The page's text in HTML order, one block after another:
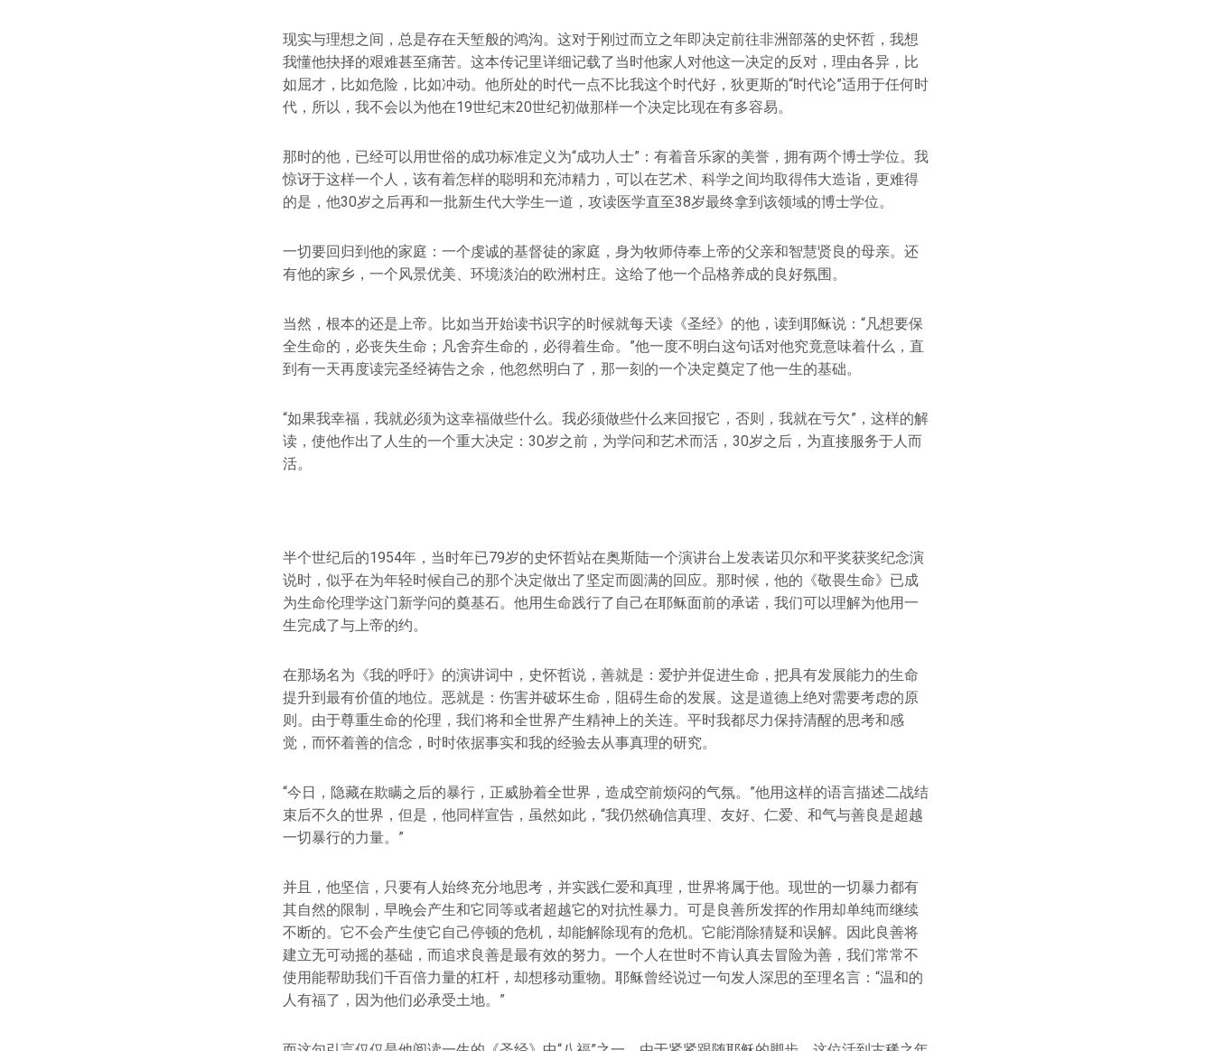
现实与理想之间，总是存在天堑般的鸿沟。这对于刚过而立之年即决定前往非洲部落的史怀哲，我想
我懂他抉择的艰难甚至痛苦。这本传记里详细记载了当时他家人对他这一决定的反对，理由各异，比
如屈才，比如危险，比如冲动。他所处的时代一点不比我这个时代好，狄更斯的“时代论”适用于任何时
代，所以，我不会以为他在19世纪末20世纪初做那样一个决定比现在有多容易。
那时的他，已经可以用世俗的成功标准定义为“成功人士”：有着音乐家的美誉，拥有两个博士学位。我
惊讶于这样一个人，该有着怎样的聪明和充沛精力，可以在艺术、科学之间均取得伟大造诣，更难得
的是，他30岁之后再和一批新生代大学生一道，攻读医学直至38岁最终拿到该领域的博士学位。
一切要回归到他的家庭：一个虔诚的基督徒的家庭，身为牧师侍奉上帝的父亲和智慧贤良的母亲。还
有他的家乡，一个风景优美、环境淡泊的欧洲村庄。这给了他一个品格养成的良好氛围。
当然，根本的还是上帝。比如当开始读书识字的时候就每天读《圣经》的他，读到耶稣说：“凡想要保
全生命的，必丧失生命；凡舍弃生命的，必得着生命。”他一度不明白这句话对他究竟意味着什么，直
到有一天再度读完圣经祷告之余，他忽然明白了，那一刻的一个决定奠定了他一生的基础。
“如果我幸福，我就必须为这幸福做些什么。我必须做些什么来回报它，否则，我就在亏欠”，这样的解
读，使他作出了人生的一个重大决定：30岁之前，为学问和艺术而活，30岁之后，为直接服务于人而
活。
半个世纪后的1954年，当时年已79岁的史怀哲站在奥斯陆一个演讲台上发表诺贝尔和平奖获奖纪念演
说时，似乎在为年轻时候自己的那个决定做出了坚定而圆满的回应。那时候，他的《敬畏生命》已成
为生命伦理学这门新学问的奠基石。他用生命践行了自己在耶稣面前的承诺，我们可以理解为他用一
生完成了与上帝的约。
在那场名为《我的呼吁》的演讲词中，史怀哲说，善就是：爱护并促进生命，把具有发展能力的生命
提升到最有价值的地位。恶就是：伤害并破坏生命，阻碍生命的发展。这是道德上绝对需要考虑的原
则。由于尊重生命的伦理，我们将和全世界产生精神上的关连。平时我都尽力保持清醒的思考和感
觉，而怀着善的信念，时时依据事实和我的经验去从事真理的研究。
“今日，隐藏在欺瞒之后的暴行，正威胁着全世界，造成空前烦闷的气氛。”他用这样的语言描述二战结
束后不久的世界，但是，他同样宣告，虽然如此，“我仍然确信真理、友好、仁爱、和气与善良是超越
一切暴行的力量。”
并且，他坚信，只要有人始终充分地思考，并实践仁爱和真理，世界将属于他。现世的一切暴力都有
其自然的限制，早晚会产生和它同等或者超越它的对抗性暴力。可是良善所发挥的作用却单纯而继续
不断的。它不会产生使它自己停顿的危机，却能解除现有的危机。它能消除猜疑和误解。因此良善将
建立无可动摇的基础，而追求良善是最有效的努力。一个人在世时不肯认真去冒险为善，我们常常不
使用能帮助我们千百倍力量的杠杆，却想移动重物。耶稣曾经说过一句发人深思的至理名言：“温和的
人有福了，因为他们必承受土地。”